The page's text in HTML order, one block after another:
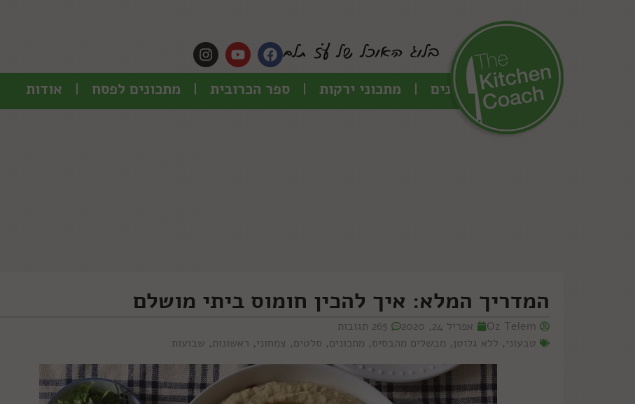
כל המתכונים מתכוני ירקות ספר הכרובית מתכונים לפסח אודות
המדריך המלא: איך להכין חומוס ביתי מושלם
Oz Telem אפריל 24, 2020
265 תגובות
טבעוני, ללא גלוטן, מבשלים מהבסיס, מתכונים, סלטים, צמחוני, ראשונות, שבועות